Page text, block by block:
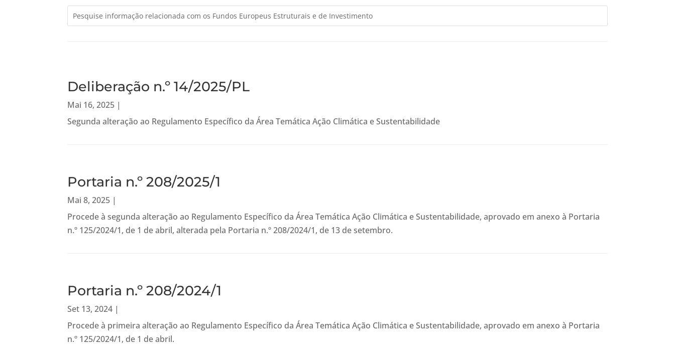
Deliberação n.º 14/2025/PL
Mai 16, 2025 |
Segunda alteração ao Regulamento Específico da Área Temática Ação Climática e Sustentabilidade
Portaria n.º 208/2025/1
Mai 8, 2025 |
Procede à segunda alteração ao Regulamento Específico da Área Temática Ação Climática e Sustentabilidade, aprovado em anexo à Portaria
n.º 125/2024/1, de 1 de abril, alterada pela Portaria n.º 208/2024/1, de 13 de setembro.
Portaria n.º 208/2024/1
Set 13, 2024 |
Procede à primeira alteração ao Regulamento Específico da Área Temática Ação Climática e Sustentabilidade, aprovado em anexo à Portaria
n.º 125/2024/1, de 1 de abril.